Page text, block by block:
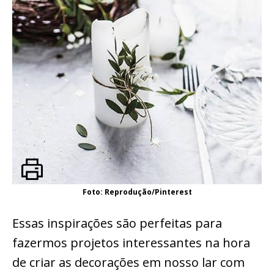
Foto: Reprodução/Pinterest
Essas inspirações são perfeitas para
fazermos projetos interessantes na hora
de criar as decorações em nosso lar com